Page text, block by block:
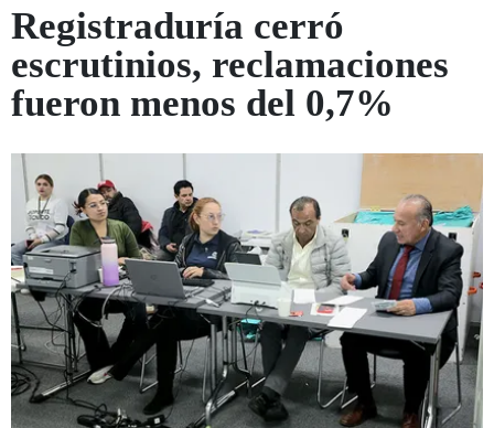
Registraduría cerró
escrutinios, reclamaciones
fueron menos del 0,7%